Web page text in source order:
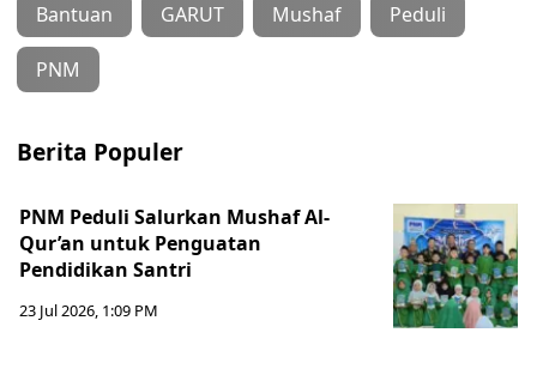
Bantuan GARUT Mushaf Peduli
PNM
Berita Populer
PNM Peduli Salurkan Mushaf Al-
Qur’an untuk Penguatan
Pendidikan Santri
23 Jul 2026, 1:09 PM